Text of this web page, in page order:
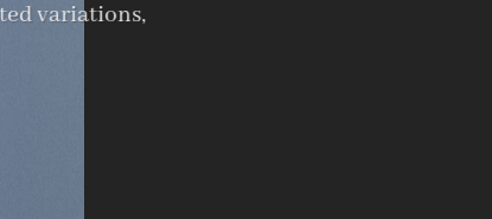
variations,